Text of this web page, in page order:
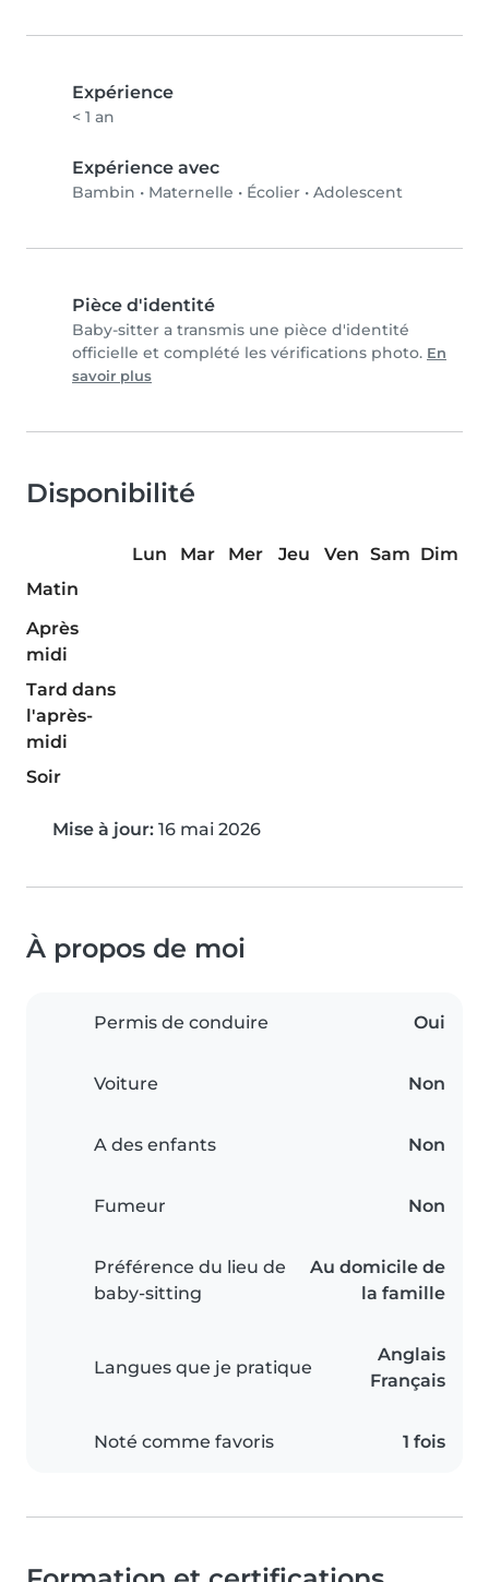
Expérience
< 1 an
Expérience avec
Bambin • Maternelle • Écolier • Adolescent
Pièce d'identité
Baby-sitter a transmis une pièce d'identité
officielle et complété les vérifications photo. En
savoir plus
Disponibilité
Lun Mar Mer Jeu Ven Sam Dim
Matin
Après
midi
Tard dans
l'après-
midi
Soir
Mise à jour: 16 mai 2026
À propos de moi
Permis de conduire Oui
Voiture Non
A des enfants Non
Fumeur Non
Préférence du lieu de
baby-sitting
Au domicile de
la famille
Langues que je pratique
Anglais
Français
Noté comme favoris 1 fois